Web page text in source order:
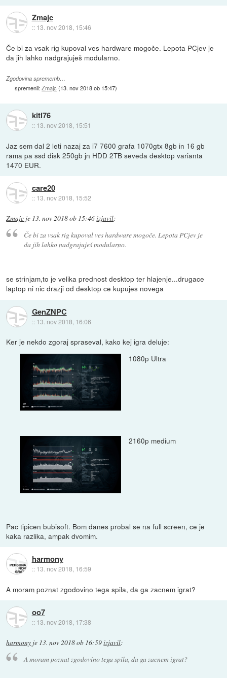
Zmajc
:: 13. nov 2018, 15:46
Če bi za vsak rig kupoval ves hardware mogoče. Lepota PCjev je
da jih lahko nadgrajuješ modularno.
Zgodovina sprememb…
spremenil:Zmajc (13. nov 2018 ob 15:47)
kitl76
:: 13. nov 2018, 15:51
Jaz sem dal 2 leti nazaj za i7 7600 grafa 1070gtx 8gb in 16 gb
rama pa ssd disk 250gb jn HDD 2TB seveda desktop varianta
1470 EUR.
care20
:: 13. nov 2018, 15:52
Zmajc je 13. nov 2018 ob 15:46izjavil:
Če bi za vsak rig kupoval ves hardware mogoče. Lepota PCjev je
da jih lahko nadgrajuješ modularno.
se strinjam,to je velika prednost desktop ter hlajenje...drugace
laptop ni nic drazji od desktop ce kupujes novega
GenZNPC
:: 13. nov 2018, 16:06
Ker je nekdo zgoraj spraseval, kako kej igra deluje:
1080p Ultra
2160p medium
Pac tipicen bubisoft. Bom danes probal se na full screen, ce je
kaka razlika, ampak dvomim.
harmony
:: 13. nov 2018, 16:59
A moram poznat zgodovino tega spila, da ga zacnem igrat?
oo7
:: 13. nov 2018, 17:38
harmony je 13. nov 2018 ob 16:59izjavil:
A moram poznat zgodovino tega spila, da ga zacnem igrat?